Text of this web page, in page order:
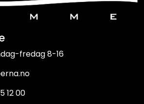
fredag 8-16
12 00